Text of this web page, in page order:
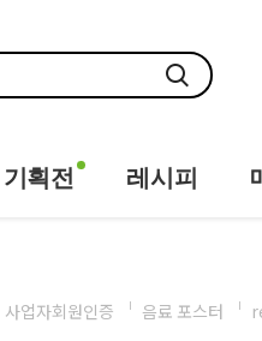
기획전 레시피
사업자회원인증 음료 포스터